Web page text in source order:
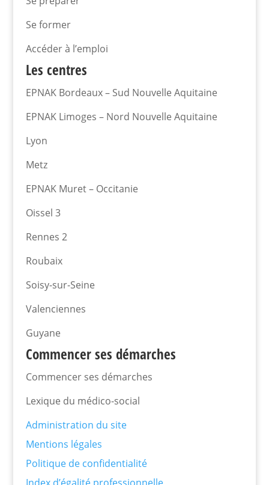
Se former
Accéder à l’emploi
Les centres
EPNAK Bordeaux – Sud Nouvelle Aquitaine
EPNAK Limoges – Nord Nouvelle Aquitaine
Lyon
Metz
EPNAK Muret – Occitanie
Oissel 3
Rennes 2
Roubaix
Soisy-sur-Seine
Valenciennes
Guyane
Commencer ses démarches
Commencer ses démarches
Lexique du médico-social
Administration du site
Mentions légales
Politique de confidentialité